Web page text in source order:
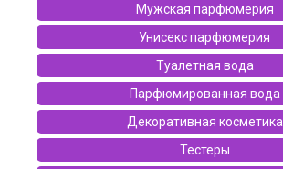
Мужская парфюмерия
Унисекс парфюмерия
Туалетная вода
Парфюмированная вода
Декоративная косметика
Тестеры